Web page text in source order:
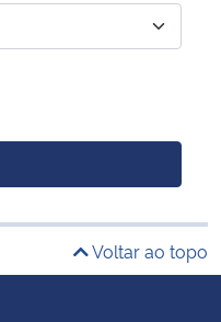
Voltar ao topo